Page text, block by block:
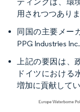
用されつつありま
同国の主要メー
PPG Industries
上記の要因は、
ドイツにおける
増加に貢献してい